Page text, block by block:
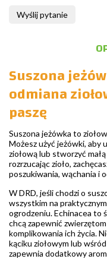
Wyślij pytanie
Suszona
odmiana
paszę
Suszona jeżówka to
Możesz użyć jeżówki, aby
ziołową lub stworzyć
rozrzucając zioło,
poszukiwania, wąchania i
W DRD, jeśli chodzi o
wszystkim na
ogrodzeniu. Echinacea to
chcą zapewnić
komplikowania ich życia.
kąciku ziołowym lub
zapewnia dodatkowy